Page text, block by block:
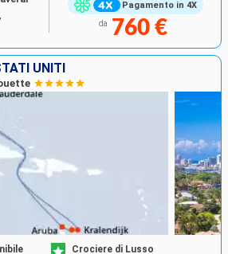
Pagamento in 4X
da 760 €
UNITI
Crociere di Lusso